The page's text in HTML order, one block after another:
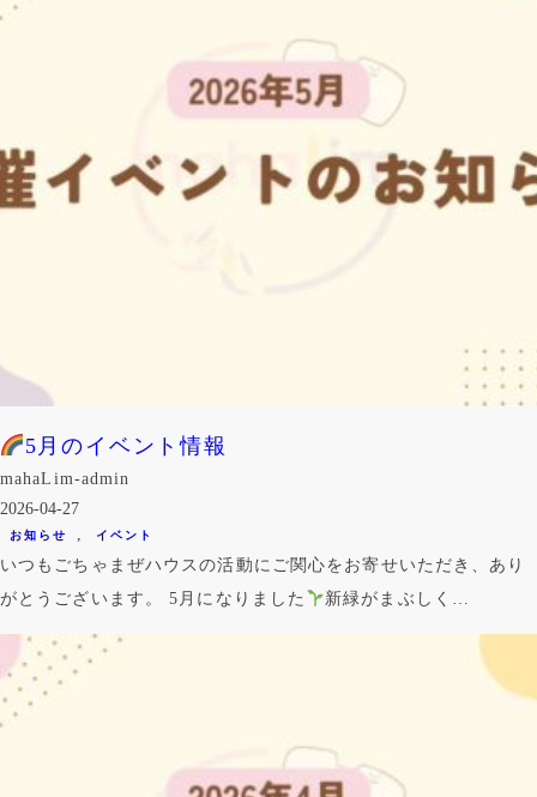
5月のイベント情報
mahaLim-admin
2026-04-27
お知らせ , イベント
いつもごちゃまぜハウスの活動にご関心をお寄せいただき、あり
がとうございます。 5月になりました
新緑がまぶしく…